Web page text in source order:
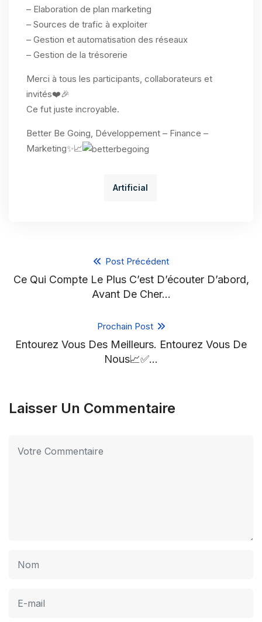
– Elaboration de plan marketing
– Sources de trafic à exploiter
– Gestion et automatisation des réseaux
– Gestion de la trésorerie
Merci à tous les participants, collaborateurs et
invités❤️🎉
Ce fut juste incroyable.
Better Be Going, Développement – Finance –
Marketing✨📈
Artificial
Post Précédent
Ce Qui Compte Le Plus C’est D’écouter D’abord,
Avant De Cher…
Prochain Post
Entourez Vous Des Meilleurs. Entourez Vous De
Nous📈✅…
Laisser Un Commentaire